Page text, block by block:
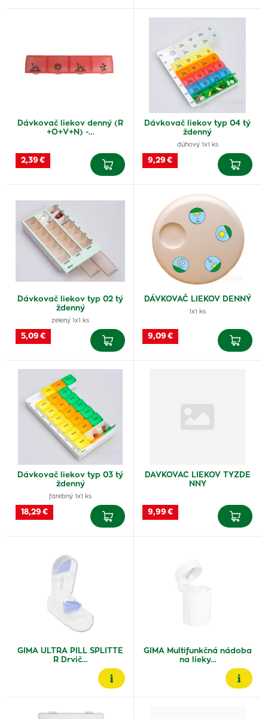
Dávkovač liekov denný (R
+O+V+N) -…
2,39 €
Dávkovač liekov typ 04 tý
ždenný
dúhový 1x1 ks
9,29 €
Dávkovač liekov typ 02 tý
ždenný
zelený 1x1 ks
5,09 €
DÁVKOVAČ LIEKOV DENNÝ
1x1 ks
9,09 €
Dávkovač liekov typ 03 tý
ždenný
farebný 1x1 ks
18,29 €
DAVKOVAC LIEKOV TYZDE
NNY
9,99 €
GIMA ULTRA PILL SPLITTE
R Drvič…
GIMA Multifunkčná nádoba
na lieky…